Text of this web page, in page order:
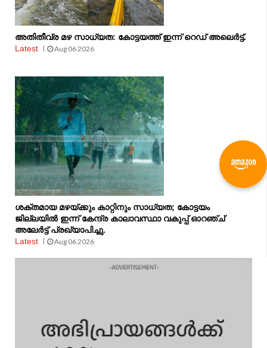
അതിതീവ്ര മഴ സാധ്യത: കോട്ടയത്ത് ഇന്ന് റെഡ് അലെർട്ട്.
Latest
Aug 06 2026
ശക്തമായ മഴയ്ക്കും കാറ്റിനും സാധ്യത; കോട്ടയം
ജില്ലയിൽ ഇന്ന് കേന്ദ്ര കാലാവസ്ഥാ വകുപ്പ് ഓറഞ്ച്
അലേർട്ട് പ്രഖ്യാപിച്ചു.
Latest
Aug 06 2026